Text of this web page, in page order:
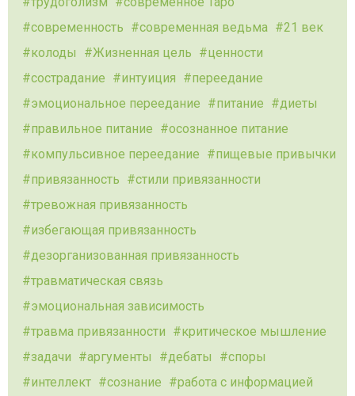
современность
современная ведьма
21 век
колоды
Жизненная цель
ценности
сострадание
интуиция
переедание
эмоциональное переедание
питание
диеты
правильное питание
осознанное питание
компульсивное переедание
пищевые привычки
привязанность
стили привязанности
тревожная привязанность
избегающая привязанность
дезорганизованная привязанность
травматическая связь
эмоциональная зависимость
травма привязанности
критическое мышление
задачи
аргументы дебаты
споры
интеллект
сознание
работа с информацией